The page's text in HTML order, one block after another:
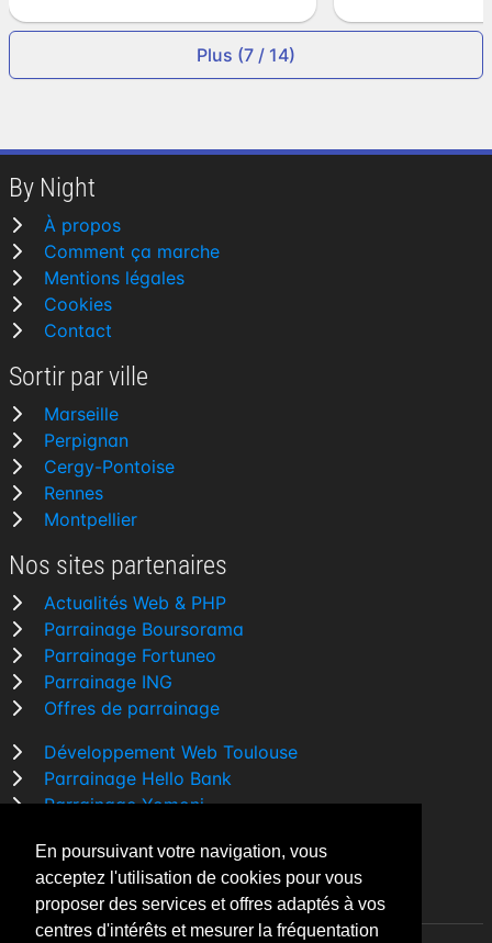
En poursuivant votre navigation, vous
acceptez l'utilisation de cookies pour vous
proposer des services et offres adaptés à vos
centres d'intérêts et mesurer la fréquentation
Plus (7 / 14)
By Night
À propos
Comment ça marche
Mentions légales
Cookies
Contact
Sortir par ville
Marseille
Perpignan
Cergy-Pontoise
Rennes
Montpellier
Nos sites partenaires
Actualités Web & PHP
Parrainage Boursorama
Parrainage Fortuneo
Parrainage ING
Offres de parrainage
Développement Web Toulouse
Parrainage Hello Bank
Parrainage Yomoni
Comparatif banque